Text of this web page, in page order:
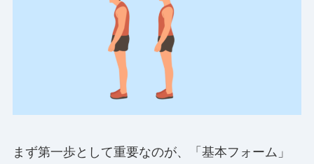
まず第一歩として重要なのが、「基本フォーム」